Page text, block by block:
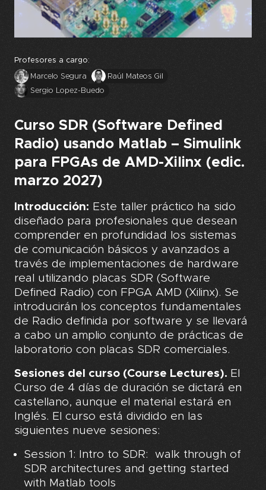
Profesores a cargo:
Marcelo Segura
Raúl Mateos Gil
Sergio Lopez-Buedo
Curso SDR (Software Defined
Radio) usando Matlab – Simulink
para FPGAs de AMD-Xilinx (edic.
marzo 2027)
Introducción: Este taller práctico ha sido
diseñado para profesionales que desean
comprender en profundidad los sistemas
de comunicación básicos y avanzados a
través de implementaciones de hardware
real utilizando placas SDR (Software
Defined Radio) con FPGA AMD (Xilinx). Se
introducirán los conceptos fundamentales
de Radio definida por software y se llevará
a cabo un amplio conjunto de prácticas de
laboratorio con placas SDR comerciales.
Sesiones del curso (Course Lectures). El
Curso de 4 días de duración se dictará en
castellano, aunque el material estará en
Inglés. El curso está dividido en las
siguientes nueve sesiones:
Session 1: Intro to SDR: walk through of
SDR architectures and getting started
with Matlab tools